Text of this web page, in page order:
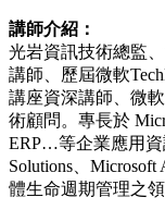
講師介紹：
光岩資訊技術總監
講師、歷屆微軟
講座資深講師、微
術顧問。專長於
ERP…等企業應用資
Solutions、
體生命週期管理之領